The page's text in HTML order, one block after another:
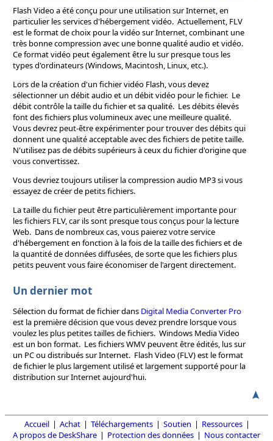
Flash Video a été conçu pour une utilisation sur Internet, en
particulier les services d'hébergement vidéo. Actuellement, FLV
est le format de choix pour la vidéo sur Internet, combinant une
très bonne compression avec une bonne qualité audio et vidéo.
Ce format vidéo peut également être lu sur presque tous les
types d'ordinateurs (Windows, Macintosh, Linux, etc.).
Lors de la création d'un fichier vidéo Flash, vous devez
sélectionner un débit audio et un débit vidéo pour le fichier. Le
débit contrôle la taille du fichier et sa qualité. Les débits élevés
font des fichiers plus volumineux avec une meilleure qualité.
Vous devrez peut-être expérimenter pour trouver des débits qui
donnent une qualité acceptable avec des fichiers de petite taille.
N'utilisez pas de débits supérieurs à ceux du fichier d'origine que
vous convertissez.
Vous devriez toujours utiliser la compression audio MP3 si vous
essayez de créer de petits fichiers.
La taille du fichier peut être particulièrement importante pour
les fichiers FLV, car ils sont presque tous conçus pour la lecture
Web. Dans de nombreux cas, vous paierez votre service
d'hébergement en fonction à la fois de la taille des fichiers et de
la quantité de données diffusées, de sorte que les fichiers plus
petits peuvent vous faire économiser de l'argent directement.
Un dernier mot
Sélection du format de fichier dans Digital Media Converter Pro
est la première décision que vous devez prendre lorsque vous
voulez les plus petites tailles de fichiers. Windows Media Video
est un bon format. Les fichiers WMV peuvent être édités, lus sur
un PC ou distribués sur Internet. Flash Video (FLV) est le format
de fichier le plus largement utilisé et largement supporté pour la
distribution sur Internet aujourd'hui.
Accueil | Achat | Téléchargements | Soutien | Ressources |
A propos de DeskShare | Protection des données | Nous contacter